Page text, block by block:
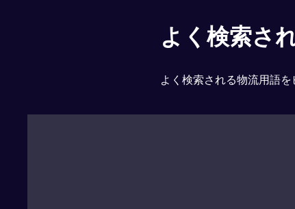
よく検索さ
よく検索される物流用語を